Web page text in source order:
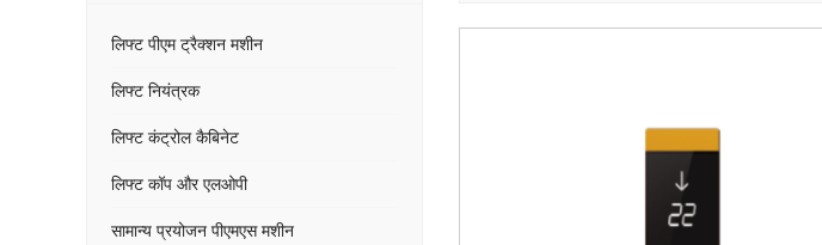
लिफ्ट पीएम ट्रैक्शन मशीन
लिफ्ट नियंत्रक
लिफ्ट कंट्रोल कैबिनेट
लिफ्ट कॉप और एलओपी
सामान्य प्रयोजन पीएमएस मशीन